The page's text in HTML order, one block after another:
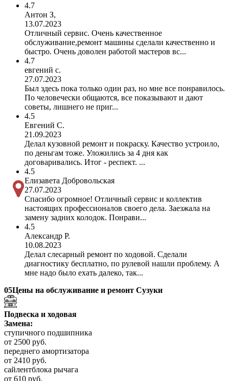
4.7
Антон З,
13.07.2023
Отличный сервис. Очень качественное
обслуживание,ремонт машины сделали качественно и
быстро. Очень доволен работой мастеров вс...
4.7
евгений с.
27.07.2023
Был здесь пока только один раз, но мне все понравилось.
По человечески общаются, все показывают и дают
советы, лишнего не приг...
4.5
Евгений С.
21.09.2023
Делал кузовной ремонт и покраску. Качество устроило,
по деньгам тоже. Уложились за 4 дня как
договаривались. Итог - респект. ...
4.5
Елизавета Добровольская
27.07.2023
Спасибо огромное! Отличный сервис и коллектив
настоящих профессионалов своего дела. Заезжала на
замену задних колодок. Понрави...
4.5
Александр Р.
10.08.2023
Делал слесарный ремонт по ходовой. Сделали
диагностику бесплатно, по рулевой нашли проблему. А
мне надо было ехать далеко, так...
05Цены на обслуживание и ремонт Сузуки
Подвеска и ходовая
Замена:
ступичного подшипника
от 2500 руб.
переднего амортизатора
от 2410 руб.
сайлентблока рычага
от 610 руб.